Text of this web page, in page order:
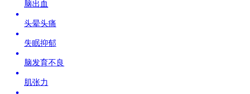
脑出血
头晕头痛
失眠抑郁
脑发育不良
肌张力